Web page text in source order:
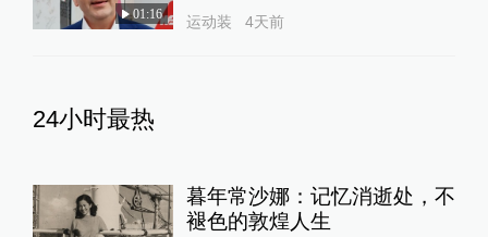
01:16 运动装 4天前
24小时最热
暮年常沙娜：记忆消逝处，不
褪色的敦煌人生